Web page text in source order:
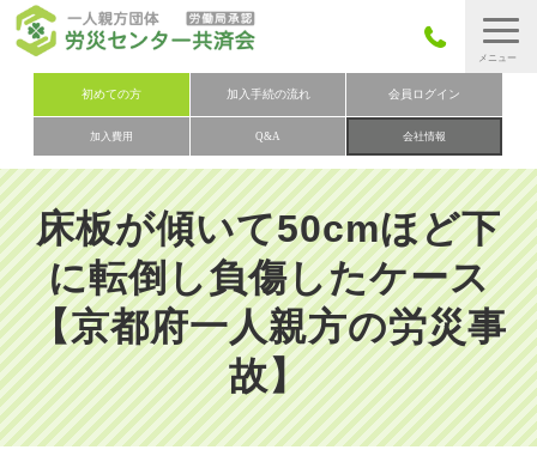
初めての方 加入手続の流れ 会員ログイン
加入費用 Q&A 会社情報
労災保険とは
労災保険の取りまとめ
労災保険加入手続きの流れ
加入費用
加入申込み
会社概要
お問い合わせ
会員メニュー
床板が傾いて50cmほど下
に転倒し負傷したケース
【京都府一人親方の労災事
故】